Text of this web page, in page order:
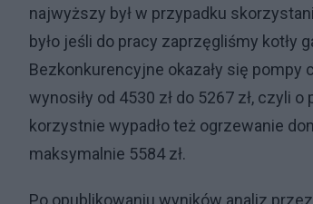
najwyższy był w przypadku
było jeśli do pracy zaprzęgliśmy kotły
Bezkonkurencyjne okazały się pompy
wynosiły od 4530 zł do 5267 zł, czyli
korzystnie wypadło też ogrzewanie
maksymalnie 5584 zł.
Po opublikowaniu wyników analiz